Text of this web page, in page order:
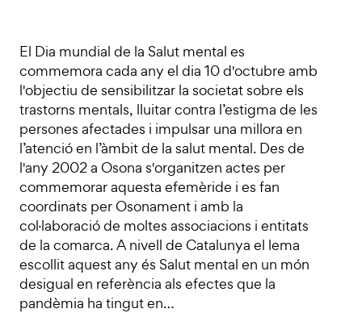
El Dia mundial de la Salut mental es
commemora cada any el dia 10 d'octubre amb
l'objectiu de sensibilitzar la societat sobre els
trastorns mentals, lluitar contra l’estigma de les
persones afectades i impulsar una millora en
l’atenció en l’àmbit de la salut mental. Des de
l'any 2002 a Osona s'organitzen actes per
commemorar aquesta efemèride i es fan
coordinats per Osonament i amb la
col·laboració de moltes associacions i entitats
de la comarca. A nivell de Catalunya el lema
escollit aquest any és Salut mental en un món
desigual en referència als efectes que la
pandèmia ha tingut en…